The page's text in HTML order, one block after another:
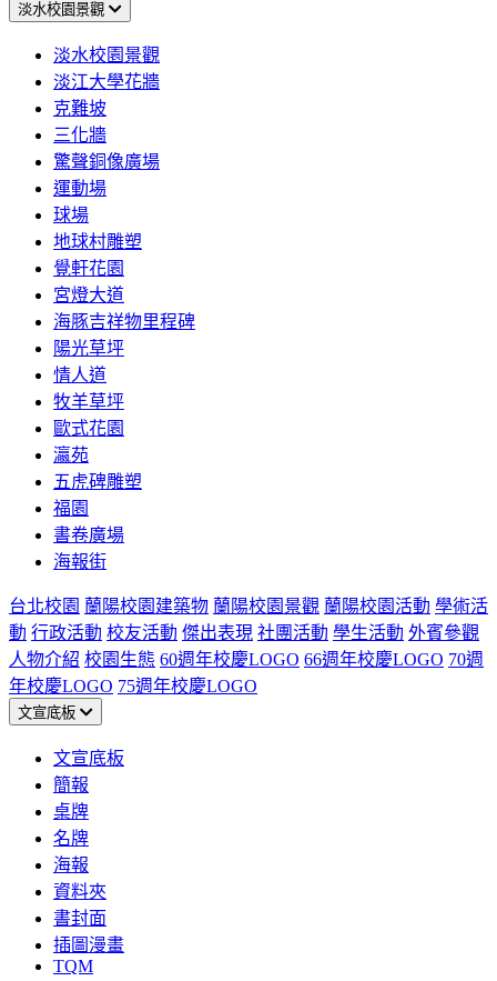
淡水校園景觀
淡水校園景觀
淡江大學花牆
克難坡
三化牆
驚聲銅像廣場
運動場
球場
地球村雕塑
覺軒花園
宮燈大道
海豚吉祥物里程碑
陽光草坪
情人道
牧羊草坪
歐式花園
瀛苑
五虎碑雕塑
福園
書卷廣場
海報街
台北校園 蘭陽校園建築物 蘭陽校園景觀 蘭陽校園活動 學術活
動 行政活動 校友活動 傑出表現 社團活動 學生活動 外賓參觀
人物介紹 校園生態 60週年校慶LOGO 66週年校慶LOGO 70週
年校慶LOGO 75週年校慶LOGO
文宣底板
文宣底板
簡報
桌牌
名牌
海報
資料夾
書封面
插圖漫畫
TQM